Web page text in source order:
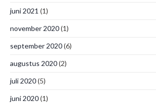
juni 2021 (1)
november 2020(1)
september 2020(6)
augustus 2020(2)
juli 2020(5)
juni 2020(1)